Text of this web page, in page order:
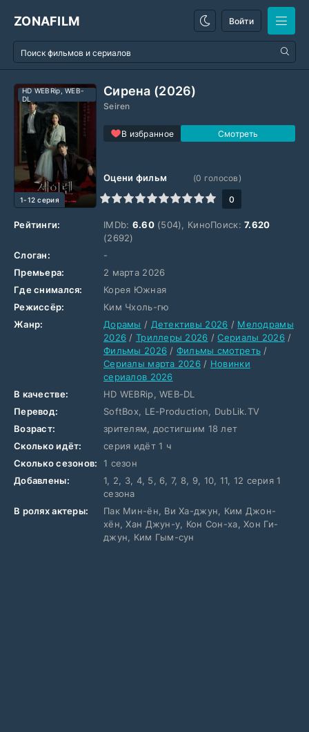
ZONAFILM Войти
Сирена (2026)
Seiren
В избранное
HD WEBRip, WEB-
DL
1-12 серия
Оцени фильм
1
2 3 4 5 7 8 9 10
(0 голосов)
0
Рейтинги: IMDb: 6.60(504), КиноПоиск:7.620
(2692)
Слоган:
-
Премьера:
2 марта 2026
Где снимался:
Корея Южная
Режиссёр:
Ким Чхоль-гю
Жанр:
Дорамы / Детективы 2026 / Мелодрамы
2026 / Триллеры 2026 /Сериалы 2026/
Фильмы 2026 / Фильмы смотреть /
Сериалы марта 2026 / Новинки
сериалов 2026
В качестве:
HD WEBRip, WEB-DL
Перевод:
SoftBox, LE-Production, DubLik.TV
Возраст:
зрителям, достигшим 18 лет
Сколько идёт:
серия идёт 1 ч
Сколько сезонов:
1 сезон
Добавлены:
1, 2, 3, 4, 5, 6, 7, 8, 9, 10, 11, 12 серия 1
сезона
В ролях актеры:
Пак Мин-ён, Ви Ха-джун, Ким Джон-
хён, Хан Джун-у, Кон Сон-ха, Хон Ги-
джун, Ким Гым-сун